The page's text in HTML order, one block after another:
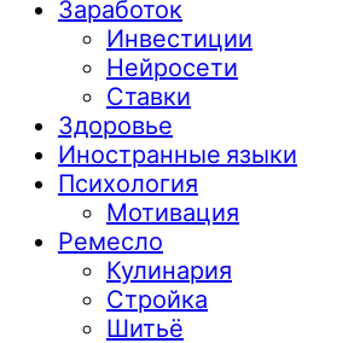
Заработок
Инвестиции
Нейросети
Ставки
Здоровье
Иностранные языки
Психология
Мотивация
Ремесло
Кулинария
Стройка
Шитьё